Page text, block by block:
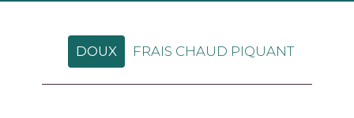
DOUX FRAIS CHAUD PIQUANT